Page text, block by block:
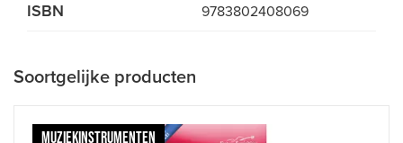
ISBN 9783802408069
Soortgelijke producten
MUZIEKINSTRUMENTEN